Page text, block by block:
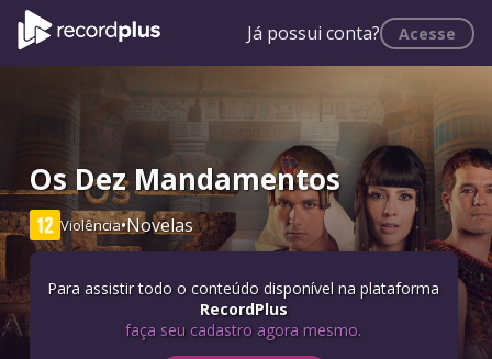
Já possui conta? Acesse
Os Dez Mandamentos
Violência•Novelas
Para assistir todo o conteúdo disponível na plataforma
RecordPlus
faça seu cadastro agora mesmo.